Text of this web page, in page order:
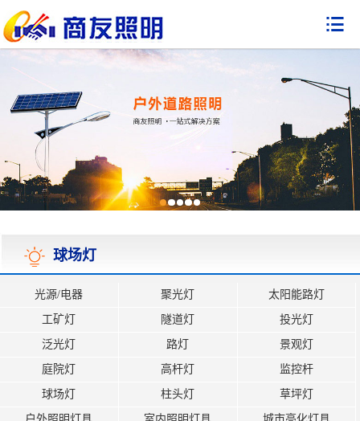

球场灯
光源/电器 聚光灯 太阳能路灯
工矿灯 隧道灯 投光灯
泛光灯 路灯 景观灯
庭院灯 高杆灯 监控杆
球场灯 柱头灯 草坪灯